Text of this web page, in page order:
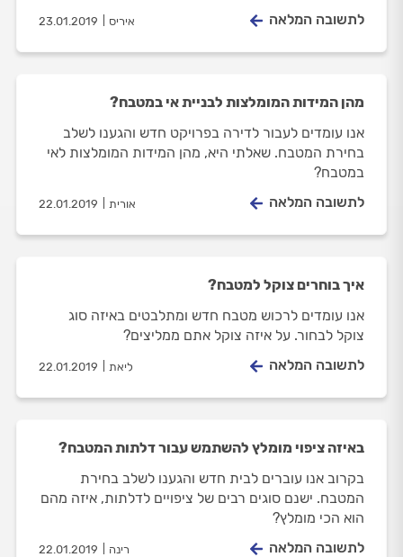
איריס 23.01.2019 לתשובה המלאה
מהן המידות המומלצות לבניית אי במטבח?
אנו עומדים לעבור לדירה בפרויקט חדש והגענו לשלב
בחירת המטבח. שאלתי היא, מהן המידות המומלצות לאי
במטבח?
אורית 22.01.2019 לתשובה המלאה
איך בוחרים צוקל למטבח?
אנו עומדים לרכוש מטבח חדש ומתלבטים באיזה סוג
צוקל לבחור. על איזה צוקל אתם ממליצים?
ליאת 22.01.2019 לתשובה המלאה
באיזה ציפוי מומלץ להשתמש עבור דלתות המטבח?
בקרוב אנו עוברים לבית חדש והגענו לשלב בחירת
המטבח. ישנם סוגים רבים של ציפויים לדלתות, איזה מהם
הוא הכי מומלץ?
רינה 22.01.2019 לתשובה המלאה